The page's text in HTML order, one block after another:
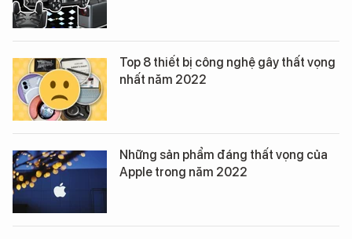
Top 8 thiết bị công nghệ gây thất vọng
nhất năm 2022
Những sản phẩm đáng thất vọng của
Apple trong năm 2022